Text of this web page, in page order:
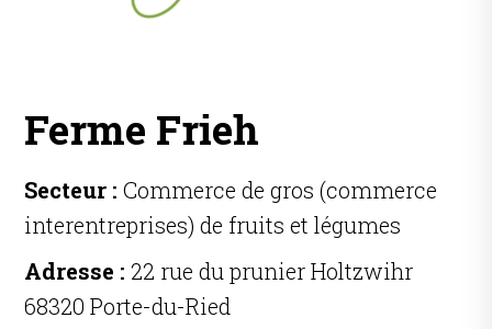
Ferme Frieh
Secteur : Commerce de gros (commerce
interentreprises) de fruits et légumes
Adresse : 22 rue du prunier Holtzwihr
68320 Porte-du-Ried